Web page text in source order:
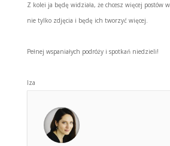
Z kolei ja będę widziała, że chcesz więcej postów
nie tylko zdjęcia i będę ich tworzyć więcej.
Pełnej wspaniałych podróży i spotkań niedzieli!
Iza